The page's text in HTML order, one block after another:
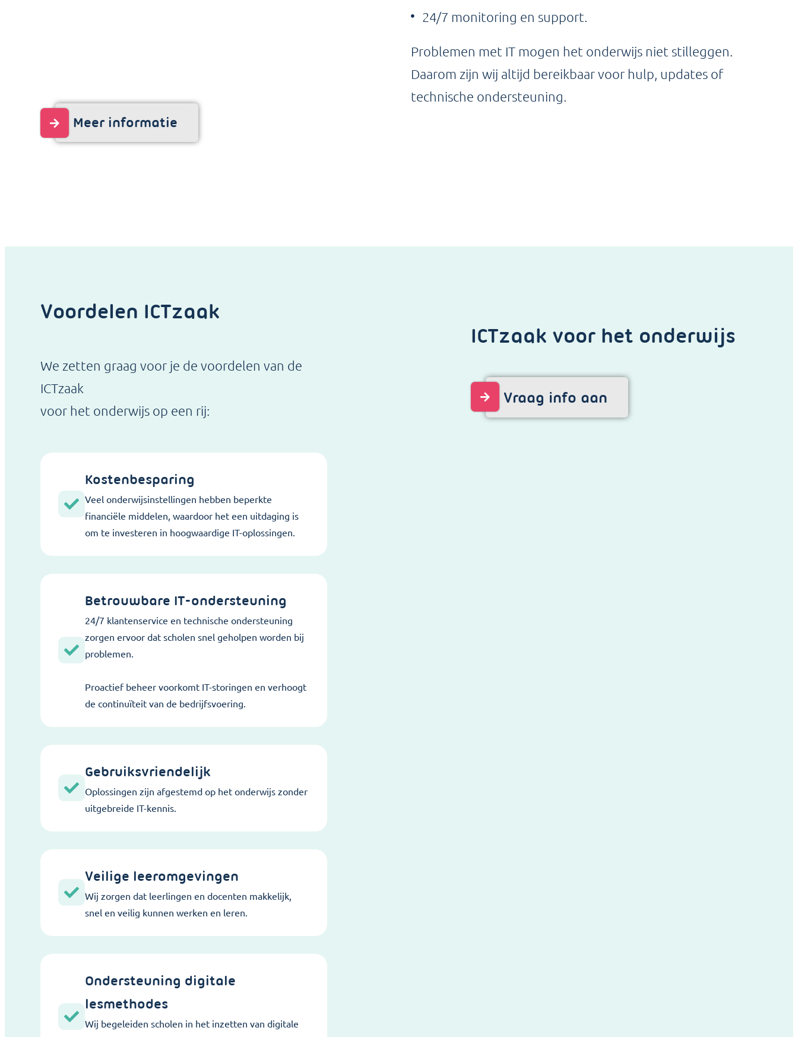
24/7 monitoring en support.
Problemen met IT mogen het onderwijs niet stilleggen.
Daarom zijn wij altijd bereikbaar voor hulp, updates of
technische ondersteuning.
Meer informatie
Voordelen ICTzaak
We zetten graag voor je de voordelen van de
ICTzaak
voor het onderwijs op een rij:
Kostenbesparing
Veel onderwijsinstellingen hebben beperkte
financiële middelen, waardoor het een uitdaging is
om te investeren in hoogwaardige IT-oplossingen.
Betrouwbare IT-ondersteuning
24/7 klantenservice en technische ondersteuning
zorgen ervoor dat scholen snel geholpen worden bij
problemen.
Proactief beheer voorkomt IT-storingen en verhoogt
de continuïteit van de bedrijfsvoering.
Gebruiksvriendelijk
Oplossingen zijn afgestemd op het onderwijs zonder
uitgebreide IT-kennis.
Veilige leeromgevingen
Wij zorgen dat leerlingen en docenten makkelijk,
snel en veilig kunnen werken en leren.
Ondersteuning digitale
lesmethodes
Wij begeleiden scholen in het inzetten van digitale
ICTzaak voor het onderwijs
Vraag info aan